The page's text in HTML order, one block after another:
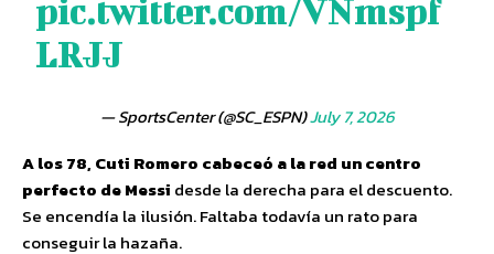
pic.twitter.com/VNmspf
LRJJ
— SportsCenter (@SC_ESPN)July 7, 2026
A los 78, Cuti Romero cabeceó a la red un centro
perfecto de Messi desde la derecha para el descuento.
Se encendía la ilusión. Faltaba todavía un rato para
conseguir la hazaña.